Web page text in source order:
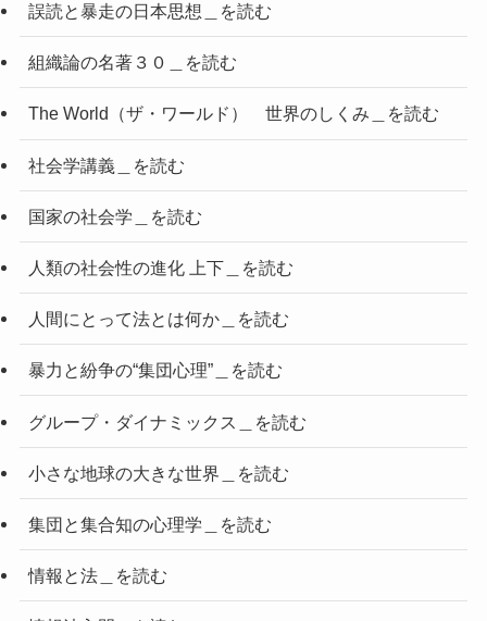
誤読と暴走の日本思想＿を読む
組織論の名著３０＿を読む
The World（ザ・ワールド） 世界のしくみ＿を読む
社会学講義＿を読む
国家の社会学＿を読む
人類の社会性の進化 上下＿を読む
人間にとって法とは何か＿を読む
暴力と紛争の“集団心理”＿を読む
グループ・ダイナミックス＿を読む
小さな地球の大きな世界＿を読む
集団と集合知の心理学＿を読む
情報と法＿を読む